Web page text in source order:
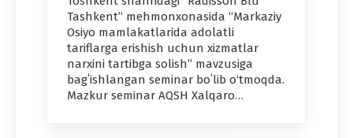
Tashkent” mehmonxonasida “Markaziy
Osiyo mamlakatlarida adolatli
tariflarga erishish uchun xizmatlar
narxini tartibga solish” mavzusiga
bagʻishlangan seminar boʻlib o‘tmoqda.
Mazkur seminar AQSH Xalqaro…